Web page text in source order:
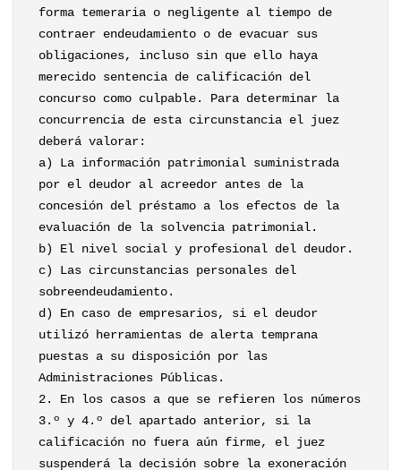
forma temeraria o negligente al tiempo de
contraer endeudamiento o de evacuar sus
obligaciones, incluso sin que ello haya
merecido sentencia de calificación del
concurso como culpable. Para determinar la
concurrencia de esta circunstancia el juez
deberá valorar:
a) La información patrimonial suministrada
por el deudor al acreedor antes de la
concesión del préstamo a los efectos de la
evaluación de la solvencia patrimonial.
b) El nivel social y profesional del deudor.
c) Las circunstancias personales del
sobreendeudamiento.
d) En caso de empresarios, si el deudor
utilizó herramientas de alerta temprana
puestas a su disposición por las
Administraciones Públicas.
2. En los casos a que se refieren los números
3.º y 4.º del apartado anterior, si la
calificación no fuera aún firme, el juez
suspenderá la decisión sobre la exoneración